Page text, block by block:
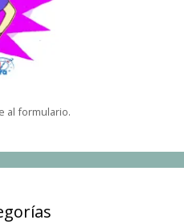
al formulario.